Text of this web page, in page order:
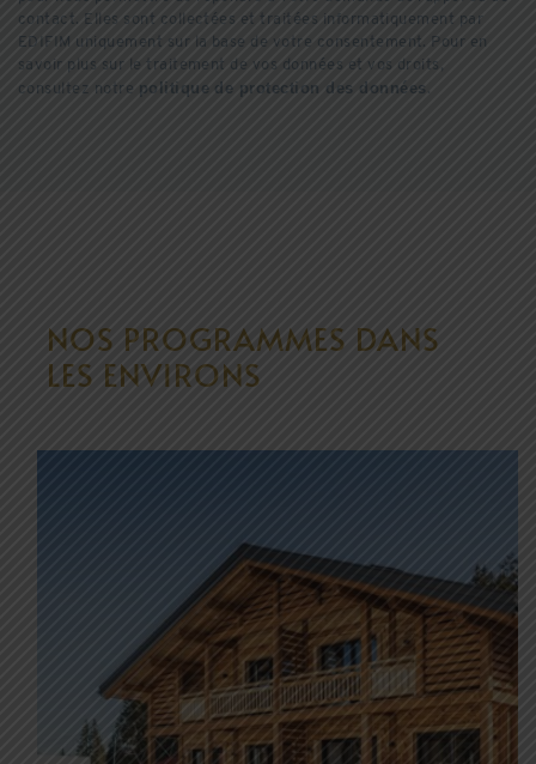
contact. Elles sont collectées et traitées informatiquement par
EDIFIM uniquement sur la base de votre consentement. Pour en
savoir plus sur le traitement de vos données et vos droits,
consultez notre politique de protection des données
NOS PROGRAMMES DANS
LES ENVIRONS